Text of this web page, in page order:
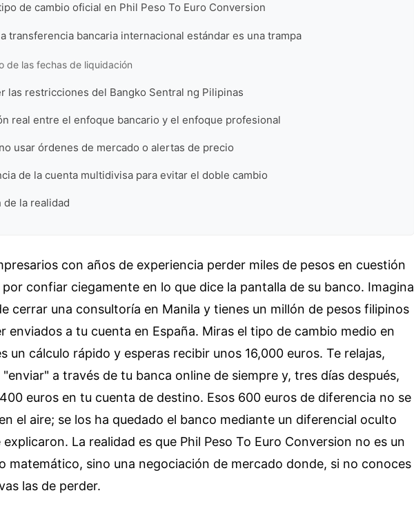
de cambio oficial en Phil Peso To Euro Conversion
transferencia bancaria internacional estándar es una trampa
de las fechas de liquidación
las restricciones del Bangko Sentral ng Pilipinas
real entre el enfoque bancario y el enfoque profesional
usar órdenes de mercado o alertas de precio
de la cuenta multidivisa para evitar el doble cambio
de la realidad
con años de experiencia perder miles de pesos en cuestión
confiar ciegamente en lo que dice la pantalla de su banco. Imagina
cerrar una consultoría en Manila y tienes un millón de pesos filipinos
enviados a tu cuenta en España. Miras el tipo de cambio medio en
un cálculo rápido y esperas recibir unos 16,000 euros. Te relajas,
a través de tu banca online de siempre y, tres días después,
euros en tu cuenta de destino. Esos 600 euros de diferencia no se
el aire; se los ha quedado el banco mediante un diferencial oculto
La realidad es que Phil Peso To Euro Conversion no es un
matemático, sino una negociación de mercado donde, si no conoces
las de perder.